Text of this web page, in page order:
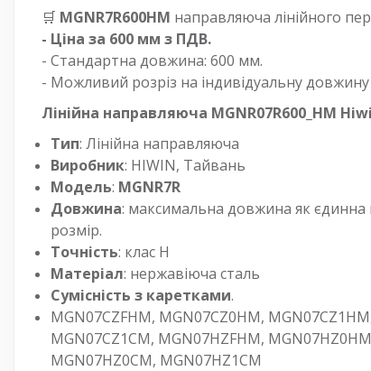
🛒 MGNR7R600HM направляюча лінійного
- Ціна за 600 мм з ПДВ.
- Стандартна довжина: 600 мм.
- Можливий розріз на індивідуальну
Лінійна направляюча MGNR07R600_HM
Тип: Лінійна направляюча
Виробник: HIWIN, Тайвань
Модель: MGNR7R
Довжина: максимальна довжина як
розмір.
Точність: клас H
Матеріал: нержавіюча сталь
Сумісність з каретками.
MGN07CZFHM, MGN07CZ0HM,
MGN07CZ1CM, MGN07HZFHM,
MGN07HZ0CM, MGN07HZ1CM